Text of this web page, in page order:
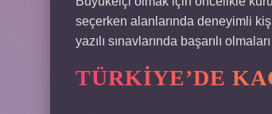
seçerken alanlarında deneyimli
yazılı sınavlarında başarılı
TÜRKIYE’DE